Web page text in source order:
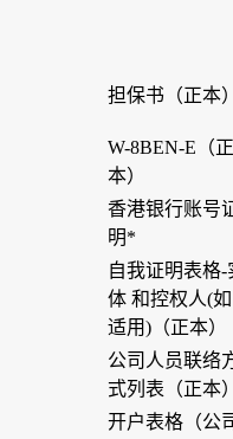
担保书（正本）
W-8BEN-E（正
本）
香港银行账号
明*
自我证明表格-
体 和控权人(如
适用)（正本）
公司人员联络
式列表（正本）
开户表格（公